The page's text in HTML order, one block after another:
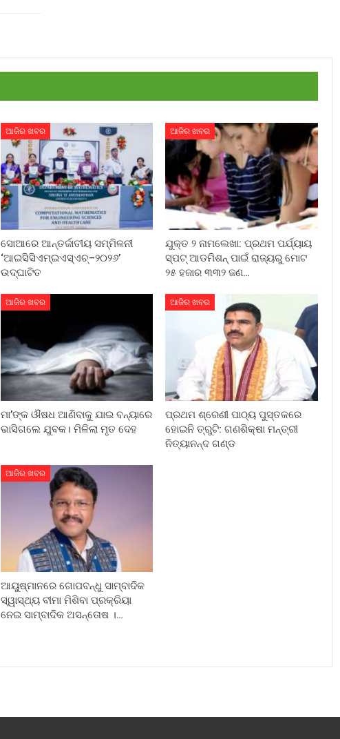
ଆଜିର ଖବର
ସୋଆରେ ଆନ୍ତର୍ଜାତୀୟ ସମ୍ମିଳନୀ
‘ଆଇସିସିଏମ୍‌ଇଏସ୍‌ଏଚ୍‌–୨୦୨୬’
ଉଦ୍‌ଘାଟିତ
ଆଜିର ଖବର
ଯୁକ୍ତ ୨ ନାମଲେଖା: ପ୍ରଥମ ପର୍ଯ୍ୟାୟ
ସ୍ପଟ୍ ଆଡମିଶନ୍ ପାଇଁ ରାଜ୍ୟରୁ ମୋଟ
୨୫ ହଜାର ୩୩୨ ଜଣ…
ଆଜିର ଖବର
ମା’ଙ୍କ ଔଷଧ ଆଣିବାକୁ ଯାଇ ବନ୍ୟାରେ
ଭାସିଗଲେ ଯୁବକ। ମିଳିଲା ମୃତ ଦେହ
ଆଜିର ଖବର
ପ୍ରଥମ ଶ୍ରେଣୀ ପାଠ୍ୟ ପୁସ୍ତକରେ
ହୋଇନି ତ୍ରୁଟି: ଗଣଶିକ୍ଷା ମନ୍ତ୍ରୀ
ନିତ୍ୟାନନ୍ଦ ଗଣ୍ଡ
ଆଜିର ଖବର
ଆୟୁଷ୍ମାନରେ ଗୋପବନ୍ଧୁ ସାମ୍ବାଦିକ
ସ୍ୱାସ୍ଥ୍ୟ ବୀମା ମିଶିବା ପ୍ରକ୍ରିୟା
ନେଇ ସାମ୍ବାଦିକ ଅସନ୍ତୋଷ ।…